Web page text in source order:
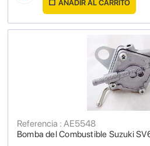
AÑADIR AL CARRITO
Bomba del Combustible Suzuki
Referencia : AE5548